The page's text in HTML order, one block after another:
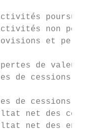
non
et
de
de cessions
de cessions
net des co-
net des